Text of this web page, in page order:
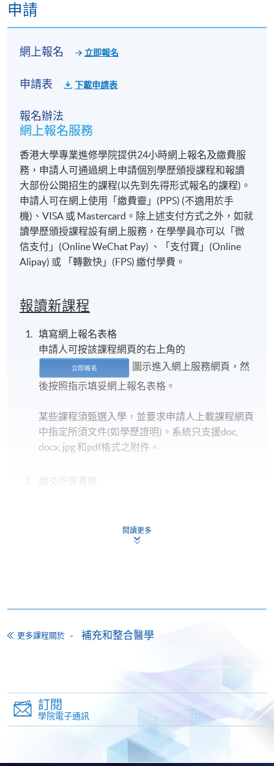
修業期
申請
網上報名 立即報名
申請表 下載申請表
報名辦法
網上報名服務
香港大學專業進修學院提供24小時網上報名及繳費服
務，申請人可通過網上申請個別學歷頒授課程和報讀
大部份公開招生的課程(以先到先得形式報名的課程)。
申請人可在網上使用「繳費靈」(PPS) (不適用於手
機)、VISA 或 Mastercard。除上述支付方式之外，如就
讀學歷頒授課程設有網上服務，在學學員亦可以「微
信支付」(Online WeChat Pay) 、「支付寶」(Online
Alipay) 或 「轉數快」(FPS) 繳付學費。
報讀新課程
填寫網上報名表格
申請人可按該課程網頁的右上角的
圖示進入網上服務網頁，然
後按照指示填妥網上報名表格。
某些課程須甄選入學，並要求申請人上載課程網頁
中指定所須文件(如學歷證明)。系統只支援doc,
docx, jpg 和pdf格式之附件。
繳交所需費用
- 申請人須先開立繳費靈戶口及設
Mastercard卡」）繳付學費。
月免息分期付款優惠，必須親臨本學院設有報名服務的教
學中心作付款安排。
如欲了解如何於網上報讀新課程及繳費，請瀏覽網上
閱讀更多
更多課程關於 補充和整合醫學
訂閱
學院電子通訊